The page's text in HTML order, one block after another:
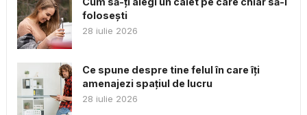
folosești
28 iulie 2026
Ce spune despre tine felul în care îți
amenajezi spațiul de lucru
28 iulie 2026